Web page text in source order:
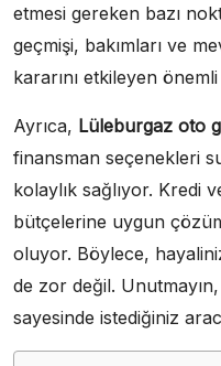
etmesi gereken bazı
geçmişi, bakımları ve
kararını etkileyen
Ayrıca, Lüleburgaz oto
finansman seçenekleri
kolaylık sağlıyor. Kredi
bütçelerine uygun
oluyor. Böylece,
de zor değil.
sayesinde istediğiniz